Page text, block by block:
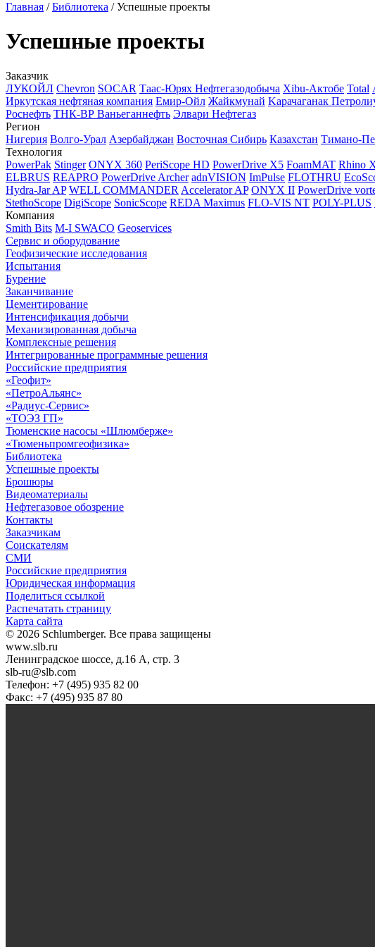
Главная /Библиотека /Успешные проекты
Успешные проекты
Заказчик
ЛУКОЙЛ Chevron SOCAR Таас-Юрях Нефтегазодобыча Xibu-Актобе Total
Иркутская нефтяная компания Емир-Ойл Жайкмунай Kарачаганак
Роснефть ТНК-ВР Ваньеганнефть Элвари Нефтегаз
Регион
Нигерия Волго-Урал Азербайджан Восточная Сибирь Казахстан Тимано-
Технология
PowerPak Stinger ONYX 360 PeriScope HD PowerDrive X5 FoamMAT Rhino
ELBRUS REAPRO PowerDrive Archer adnVISION ImPulse FLOTHRU
Hydra-Jar AP WELL COMMANDER Accelerator AP ONYX II PowerDrive
StethoScope DigiScope SonicScope REDA Maximus FLO-VIS NT POLY-PLUS
Компания
Smith Bits M-I SWACO Geoservices
Сервис и оборудование
Геофизические исследования
Испытания
Бурение
Заканчивание
Цементирование
Интенсификация добычи
Механизированная добыча
Комплексные решения
Интегрированные программные решения
Российские предприятия
«Геофит»
«ПетроАльянс»
«Радиус-Сервис»
«ТОЭЗ ГП»
Тюменские насосы «Шлюмберже»
«Тюменьпромгеофизика»
Библиотека
Успешные проекты
Брошюры
Видеоматериалы
Нефтегазовое обозрение
Контакты
Заказчикам
Соискателям
СМИ
Российские предприятия
Юридическая информация
Поделиться ссылкой
Распечатать страницу
Карта сайта
© 2026 Schlumberger. Все права защищены
www.slb.ru
Ленинградское шоссе, д.16 А, стр. 3
slb-ru@slb.com
Телефон: +7 (495) 935 82 00
Факс: +7 (495) 935 87 80